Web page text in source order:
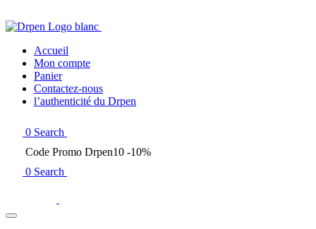
Accueil
Mon compte
Panier
Contactez-nous
l’authenticité du Drpen
0 Search
Code Promo Drpen10 -10%
0 Search